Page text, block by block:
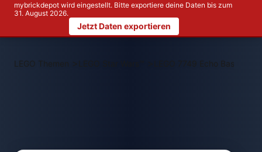
mybrickdepot wird eingestellt. Bitte exportiere deine Daten bis zum
31. August 2026.
Jetzt Daten exportieren
LEGO Themen > LEGO 7749 Echo Base